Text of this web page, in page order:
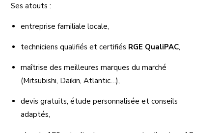
Ses atouts :
entreprise familiale locale,
techniciens qualifiés et certifiés RGE QualiPAC,
maîtrise des meilleures marques du marché
(Mitsubishi, Daikin, Atlantic…),
devis gratuits, étude personnalisée et conseils
adaptés,